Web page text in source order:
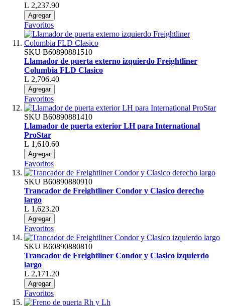
L 2,237.90
Agregar
Favoritos
SKU B60890881510
Llamador de puerta externo izquierdo Freightliner
Columbia FLD Clasico
L 2,706.40
Agregar
Favoritos
SKU B60890881410
Llamador de puerta exterior LH para International
ProStar
L 1,610.60
Agregar
Favoritos
SKU B60890880910
Trancador de Freightliner Condor y Clasico derecho
largo
L 1,623.20
Agregar
Favoritos
SKU B60890880810
Trancador de Freightliner Condor y Clasico izquierdo
largo
L 2,171.20
Agregar
Favoritos